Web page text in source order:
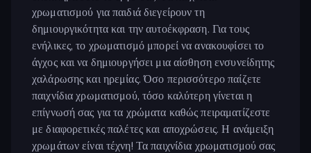
χρωματισμού για παιδιά διεγείρουν τη
δημιουργικότητα και την αυτοέκφραση. Για τους
ενήλικες, το χρωματισμό μπορεί να ανακουφίσει το
άγχος και να δημιουργήσει μια αίσθηση ενσυνείδητης
χαλάρωσης και ηρεμίας. Όσο περισσότερο παίζετε
παιχνίδια χρωματισμού, τόσο καλύτερη γίνεται η
επίγνωσή σας για τα χρώματα καθώς πειραματίζεστε
με διαφορετικές παλέτες και αποχρώσεις. Η ανάμειξη
χρωμάτων είναι τέχνη! Τα παιχνίδια χρωματισμού σας